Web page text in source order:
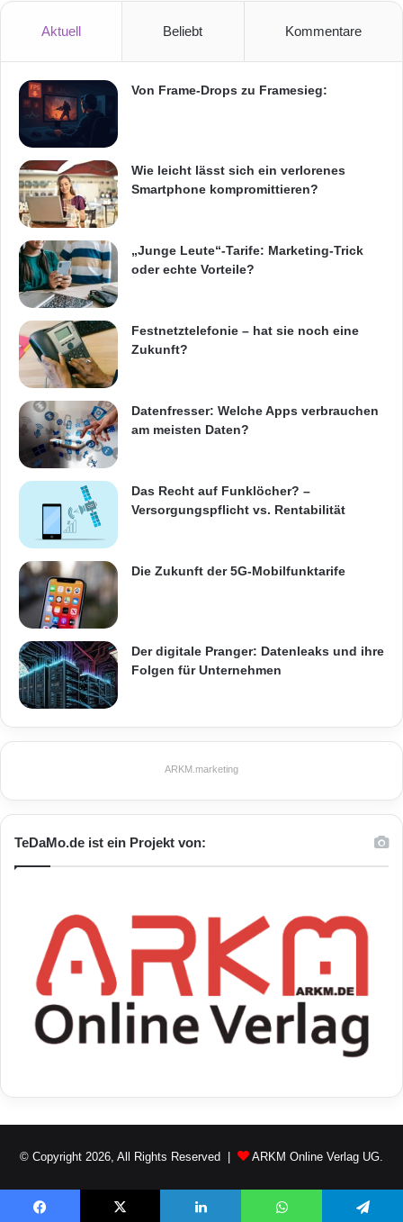
Aktuell Beliebt Kommentare
Von Frame-Drops zu Framesieg:
Wie leicht lässt sich ein verlorenes
Smartphone kompromittieren?
„Junge Leute“-Tarife: Marketing-Trick
oder echte Vorteile?
Festnetztelefonie – hat sie noch eine
Zukunft?
Datenfresser: Welche Apps verbrauchen
am meisten Daten?
Das Recht auf Funklöcher? –
Versorgungspflicht vs. Rentabilität
Die Zukunft der 5G-Mobilfunktarife
Der digitale Pranger: Datenleaks und ihre
Folgen für Unternehmen
ARKM.marketing
TeDaMo.de ist ein Projekt von:
© Copyright 2026, All Rights Reserved | ARKM Online Verlag UG.